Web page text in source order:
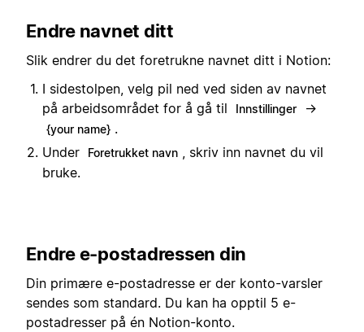
Endre navnet ditt
Slik endrer du det foretrukne navnet ditt i Notion:
I sidestolpen, velg pil ned ved siden av navnet
på arbeidsområdet for å gå til
Innstillinger →
{your name} .
Under
Foretrukket navn
, skriv inn navnet du vil
bruke.
Endre e-postadressen din
Din primære e-postadresse er der konto-varsler
sendes som standard. Du kan ha opptil 5 e-
postadresser på én Notion-konto.